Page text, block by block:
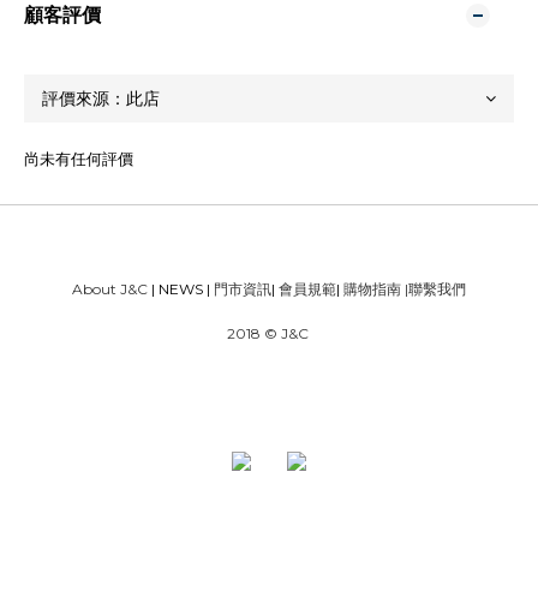
顧客評價
尚未有任何評價
About J&C | NEWS | 門市資訊| 會員規範| 購物指南 |聯繫我們
2018 © J&C